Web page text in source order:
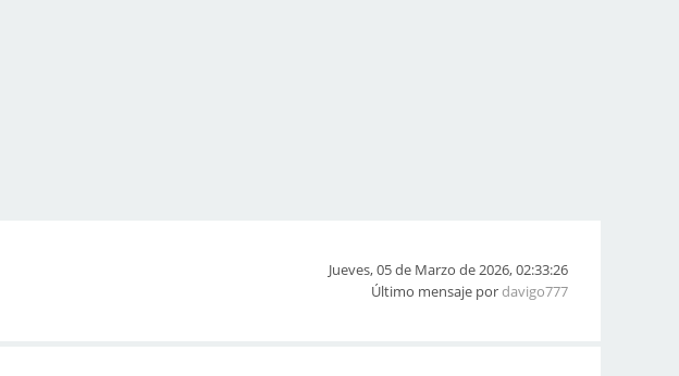
Jueves, 05 de Marzo de 2026, 02:33:26
Último mensaje pordavigo777